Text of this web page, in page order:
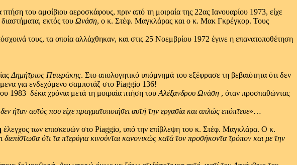
του αμφίβιου αεροσκάφους, πριν από τη μοιραία της 22ας Ιανουαρίου 1973, είχε
εκτός του Ωνάση, ο κ. Στέφ. Μαγκλάρας και ο κ. Μακ Γκρέγκορ. Τους
τους, τα οποία αλλάχθηκαν, και στις 25 Νοεμβρίου 1972 έγινε η επανατοποθέτηση
Δημήτριος Πιπεράκης. Στο απολογητικό υπόμνημά του εξέφρασε τη βεβαιότητα ότι δεν
για ενδεχόμενο σαμποτάζ στο Piaggio 136!
1983 ­ δέκα χρόνια μετά τη μοιραία πτήση του Αλέξανδρου Ωνάση ­, όταν προσπαθώντας
ήταν αυτός που είχε πραγματοποιήσει αυτή την εργασία και απλώς επόπτευε»…
έλεγχος των επισκευών στο Piaggio, υπό την επίβλεψη του κ. Στέφ. Μαγκλάρα. Ο κ.
ότι τα πτερύγια κινούνται κανονικώς κατά τον προσήκοντα τρόπον και με την